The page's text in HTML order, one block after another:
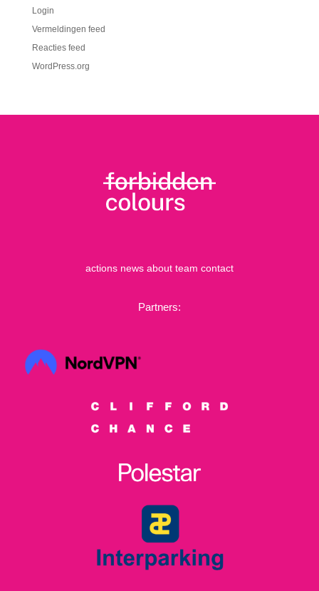
Login
Vermeldingen feed
Reacties feed
WordPress.org
actions news about team contact
Partners: